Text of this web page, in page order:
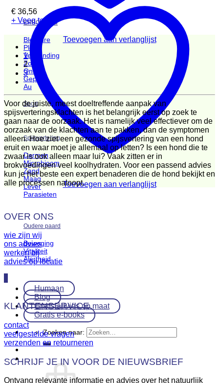
EHBO Paard
Blessure
Plekje
Verwonding
Zon
Onrust
Geprikt
Au
Sport
Spijsvertering
Darmen
Microbioom
Zand
Maag
Lever
Parasieten
Oudere paard
Beweging
Vitaliteit
Alertheid
Humaan
Blog
Gratis advies op maat
Gratis e-books
Zoeken naar:
Toevoegen aan verlanglijst
Toevoegen aan verlanglijst
€ 36,56
+ Voeg toe
1
2
3
Voor de juiste, meest doeltreffende aanpak van
spijsverteringsklachten is het belangrijk eerst op zoek te
gaan naar de oorzaak. Het is namelijk veel effectiever om de
oorzaak van de klachten aan te pakken, dan de symptomen
alleen. Hoe ziet een gezonde spijsvertering van een hond
eruit en waar moet je allemaal op letten? Is een hond die te
zwaar is ook alleen maar lui? Vaak zitten er in
brokvoedingen veel koolhydraten. Voor een passend advies
kun je het beste een expert benaderen die de hond bekijkt en
alle processen naloopt.
OVER ONS
wie zijn wij
ons advies
werken bij
advies op locatie
KLANTENSERVICE
contact
veelgestelde vragen
verzenden en retourneren
SCHRIJF JE IN VOOR DE NIEUWSBRIEF
Ontvang relevante informatie en advies over het natuurlijk